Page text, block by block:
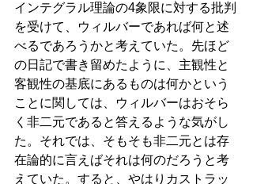
インテグラル理論の4象限に対する批判
を受けて、ウィルバーであれば何と述
べるであろうかと考えていた。先ほど
の日記で書き留めたように、主観性と
客観性の基底にあるものは何かという
ことに関しては、ウィルバーはおそら
く非二元であると答えるような気がし
た。それでは、そもそも非二元とは存
在論的に言えばそれは何のだろうと考
えていた。すると、やはりカストラッ